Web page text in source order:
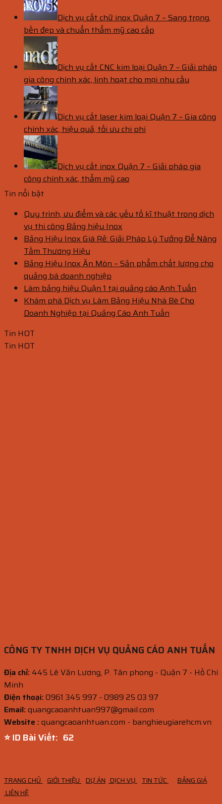
Dịch vụ cắt chữ inox Quận 7 – Sang trọng,
bền đẹp và chuẩn thẩm mỹ cao cấp
Dịch vụ cắt CNC kim loại Quận 7 – Giải pháp
gia công chính xác, linh hoạt cho mọi nhu cầu
Dịch vụ cắt laser kim loại Quận 7 – Gia công
chính xác, hiệu quả, tối ưu chi phí
Dịch vụ cắt inox Quận 7 – Giải pháp gia
công chính xác, thẩm mỹ cao
Tin nổi bật
Quy trình, ưu điểm và các yếu tố kĩ thuật trong dịch
vụ thi công Bảng hiệu Inox
Bảng Hiệu Inox Giá Rẻ: Giải Pháp Lý Tưởng Để Nâng
Tầm Thương Hiệu
Bảng Hiệu Inox Ăn Mòn – Sản phẩm chất lượng cho
quảng bá doanh nghiệp
Làm bảng hiệu Quận 1 tại quảng cáo Anh Tuấn
Khám phá Dịch vụ Làm Bảng Hiệu Nhà Bè Cho
Doanh Nghiệp tại Quảng Cáo Anh Tuấn
Tin HOT
Tin HOT
CÔNG TY TNHH DỊCH VỤ QUẢNG CÁO ANH TUẤN
Địa chỉ: 445 Lê Văn Lương, P. Tân phong - Quận 7 - Hồ Chí
Minh
Điện thoại:0961 345 997 - 0989 25 03 97
Email:quangcaoanhtuan997@gmail.com
Website :quangcaoanhtuan.com - banghieugiarehcm.vn
⭐ ID Bài Viết: 61
TRANG CHỦ GIỚI THIỆU DỰ ÁN DỊCH VỤ TIN TỨC
BẢNG GIÁ
LIÊN HỆ